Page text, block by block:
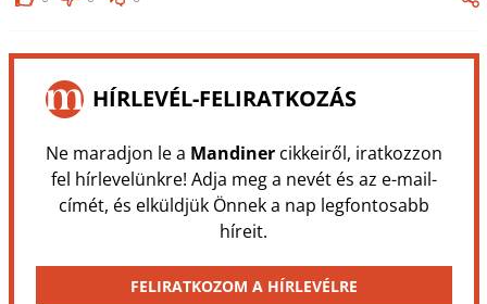
HÍRLEVÉL-FELIRATKOZÁS
Ne maradjon le a Mandinercikkeiről, iratkozzon
fel hírlevelünkre! Adja meg a nevét és az e-mail-
címét, és elküldjük Önnek a nap legfontosabb
híreit.
FELIRATKOZOM A HÍRLEVÉLRE